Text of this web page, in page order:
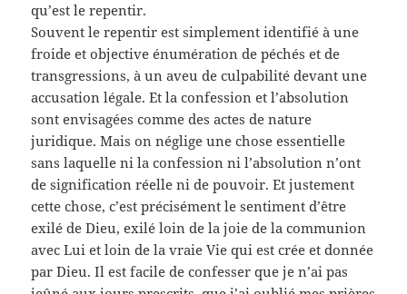
qu’est le repentir.
Souvent le repentir est simplement identifié à une
froide et objective énumération de péchés et de
transgressions, à un aveu de culpabilité devant une
accusation légale. Et la confession et l’absolution
sont envisagées comme des actes de nature
juridique. Mais on néglige une chose essentielle
sans laquelle ni la confession ni l’absolution n’ont
de signification réelle ni de pouvoir. Et justement
cette chose, c’est précisément le sentiment d’être
exilé de Dieu, exilé loin de la joie de la communion
avec Lui et loin de la vraie Vie qui est crée et donnée
par Dieu. Il est facile de confesser que je n’ai pas